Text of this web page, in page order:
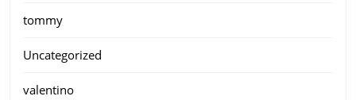
tommy
Uncategorized
valentino